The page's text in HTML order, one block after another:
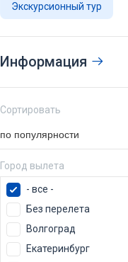
Экскурсионный тур
Информация
Сортировать
по популярности
Город вылета
- все -
Без перелета
Волгоград
Екатеринбург